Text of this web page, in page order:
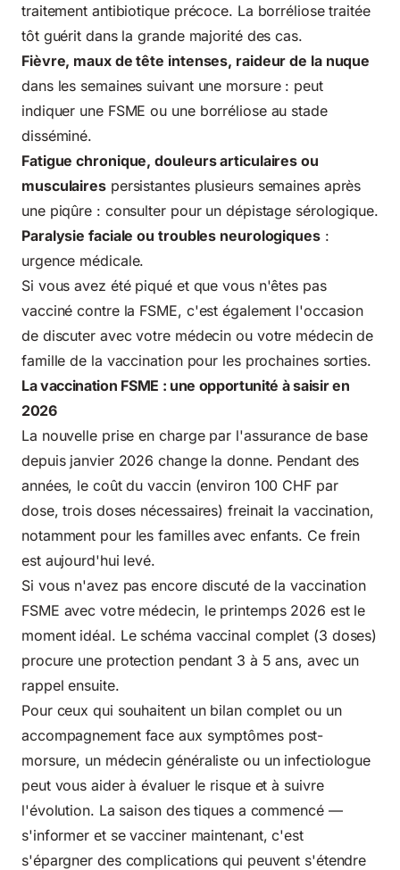
traitement antibiotique précoce. La borréliose traitée
tôt guérit dans la grande majorité des cas.
Fièvre, maux de tête intenses, raideur de la nuque
dans les semaines suivant une morsure : peut
indiquer une FSME ou une borréliose au stade
disséminé.
Fatigue chronique, douleurs articulaires ou
musculairespersistantes plusieurs semaines après
une piqûre : consulter pour un dépistage sérologique.
Paralysie faciale ou troubles neurologiques:
urgence médicale.
Si vous avez été piqué et que vous n'êtes pas
vacciné contre la FSME, c'est également l'occasion
de discuter avec votre médecin ou votre médecin de
famille de la vaccination pour les prochaines sorties.
La vaccination FSME : une opportunité à saisir en
2026
La nouvelle prise en charge par l'assurance de base
depuis janvier 2026 change la donne. Pendant des
années, le coût du vaccin (environ 100 CHF par
dose, trois doses nécessaires) freinait la vaccination,
notamment pour les familles avec enfants. Ce frein
est aujourd'hui levé.
Si vous n'avez pas encore discuté de la vaccination
FSME avec votre médecin, le printemps 2026 est le
moment idéal. Le schéma vaccinal complet (3 doses)
procure une protection pendant 3 à 5 ans, avec un
rappel ensuite.
Pour ceux qui souhaitent un bilan complet ou un
accompagnement face aux symptômes post-
morsure, un médecin généraliste ou un infectiologue
peut vous aider à évaluer le risque et à suivre
l'évolution. La saison des tiques a commencé —
s'informer et se vacciner maintenant, c'est
s'épargner des complications qui peuvent s'étendre